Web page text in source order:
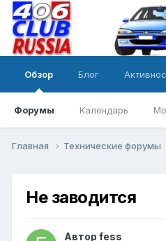
Обзор
Форумы Календарь
Блог
Главная Технические форумы
Не заводится
Автор fess